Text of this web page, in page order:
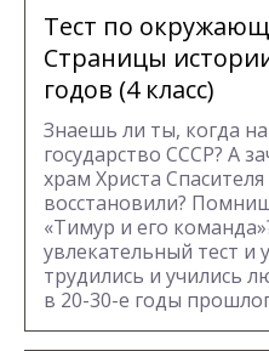
Тест по
Страницы
годов (4 класс)
Знаешь ли ты, когда
государство СССР? А
храм Христа Спасителя
восстановили?
«Тимур и его
увлекательный тест и
трудились и учились
в 20-30-е годы